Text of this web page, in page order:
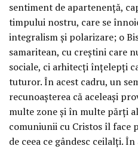
sentiment de apartenență,
timpului nostru, care se
integralism și polarizare; o
samaritean, cu creștini care
sociale, ci arhitecți înțelepți
tuturor. În acest cadru, un
recunoașterea că aceleași
multe zone și în multe părți
comuniunii cu Cristos îl face
de ceea ce gândesc ceilalți.